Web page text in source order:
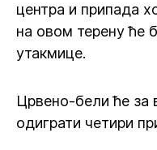
центра и припада
на овом терену ће
утакмице.
Црвено-бели ће за
одиграти четири